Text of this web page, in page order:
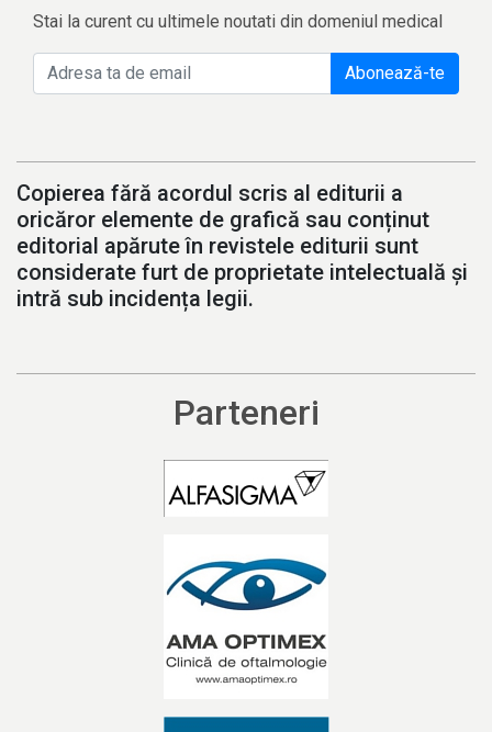
Stai la curent cu ultimele noutati din domeniul medical
Abonează-te
Copierea fără acordul scris al editurii a
oricăror elemente de grafică sau conținut
editorial apărute în revistele editurii sunt
considerate furt de proprietate intelectuală și
intră sub incidența legii.
Parteneri